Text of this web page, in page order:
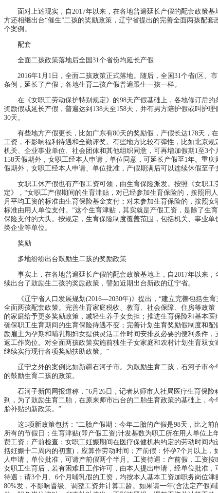
面对上述现实，自2017年以来，在各地普遍延长产假的配套政策基
方还相继出台“催生”二孩的奖励政策，辽宁省提出的完善全面两孩配套
个案例。
配套
全面二孩政策落地后全国31个省份均延长产假
2016年1月1日，全面二孩政策正式落地。随后，全国31个省(区、
条例，延长了产假，各地生育二孩产假普遍跟生一孩一样。
在《女职工劳动保护特别规定》的98天产假基础上，各地修订后的
奖励假或延长产假，普遍达到138天至158天，并有男方陪护假或叫护理
30天。
有些地方产假更长，比如广东有80天的奖励假，产假长达178天，
工资，不影响福利待遇和全勤评奖。有些地方比较有弹性，比如北京规
机关、企业事业单位、社会团体和其他组织同意，可再增加假期1至3个
158天假期外，女职工经本人申请，单位同意，可延长产假至1年。重庆
假期外，女职工经本人申请、单位批准，产假期满后可以连续休假至子
女职工休产假也有产假工资可领，由生育保险派发。按照《女职工
定》，“女职工产假期间的生育津贴，对已经参加生育保险的，按照用
月平均工资的标准由生育保险基金支付；对未参加生育保险的，按照女
标准由用人单位支付。”这个生育津贴，其实就是产假工资，是除了生
保险支付的大头。按规定，生育保险制度覆盖范围，包括机关、事业单
类企业等单位。
奖励
多地纷纷出台鼓励生二孩的奖励政策
事实上，在各地普遍延长产假的配套政策基地上，自2017年以来，
续出台了鼓励生二孩的奖励政策，譬如近期出台新政的辽宁省。
《辽宁省人口发展规划(2016—2030年)》提出，“建立完善包括生育
全面两孩配套政策。完善生育家庭税收、教育、社会保障、住房等政策
的家庭给予更多奖励政策，减轻生养子女负担；推进生育保险和基本医
确保职工生育期间的生育保险待遇不变；完善计划生育奖励假制度和配
励雇主为孕期和哺乳期妇女提供灵活工作时间安排及必要的便利条件，
返工作岗位。对全面两孩政策实施前独生子女家庭和农村计划生育双女
继续实行现行各项奖励扶助政策。”
辽宁之外的案例比如新疆石河子市。为鼓励生育二孩，石河子市今
的鼓励生育二孩的政策。
石河子新闻网报道称，“6月26日，记者从师市人社局医疗生育保险
到，为了鼓励生育二胎，在原来师市出台的二胎生育政策的基础上，今
胎补贴的新政策。”
这5项新政策包括：“二胎产假期：今年二胎的产假是98天，比之前
所有的节假日；生育津贴(即产假工资)计发基数为职工所在用人单位上
费工资；产前检查：女职工妊娠期间在医疗保健机构约定的劳动时间内
括妊娠十二周内的初查)，应算作劳动时间；产前假：怀孕7个月以上，
人申请，单位批准，可请产前假两个半月。工资待遇：产前假，工资按
女职工生育后，若有困难且工作许可，由本人提出申请，经单位批准，
待遇：请3个月、6个月哺乳假的工资，均按本人基本工资加职务岗位津
80%发，不影响晋级、调整工资并计算工龄。如果请一年(含法定产假)